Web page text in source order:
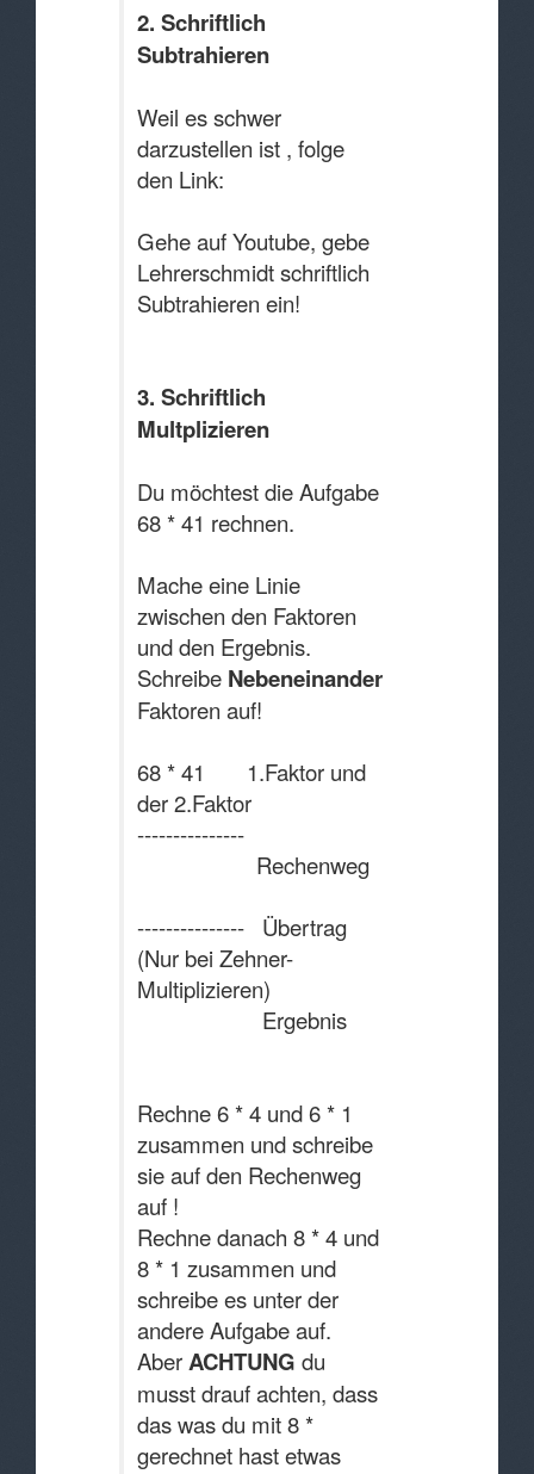
2. Schriftlich
Subtrahieren
Weil es schwer
darzustellen ist , folge
den Link:
Gehe auf Youtube, gebe
Lehrerschmidt schriftlich
Subtrahieren ein!
3. Schriftlich
Multplizieren
Du möchtest die Aufgabe
68 * 41 rechnen.
Mache eine Linie
zwischen den Faktoren
und den Ergebnis.
Schreibe Nebeneinander
Faktoren auf!
68 * 41 1.Faktor und
der 2.Faktor
---------------
Rechenweg
--------------- Übertrag
(Nur bei Zehner-
Multiplizieren)
Ergebnis
Rechne 6 * 4 und 6 * 1
zusammen und schreibe
sie auf den Rechenweg
auf !
Rechne danach 8 * 4 und
8 * 1 zusammen und
schreibe es unter der
andere Aufgabe auf.
AberACHTUNG du
musst drauf achten, dass
das was du mit 8 *
gerechnet hast etwas